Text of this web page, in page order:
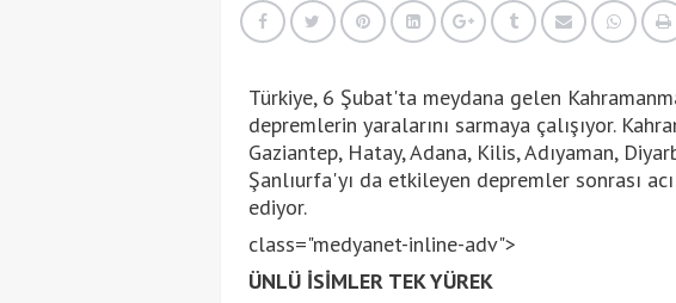
Türkiye, 6 Şubat'ta meydana gelen
depremlerin yaralarını sarmaya çalışıyor.
Gaziantep, Hatay, Adana, Kilis, Adıyaman,
Şanlıurfa'yı da etkileyen depremler sonrası
ediyor.
class="medyanet-inline-adv">
ÜNLÜ İSİMLER TEK YÜREK